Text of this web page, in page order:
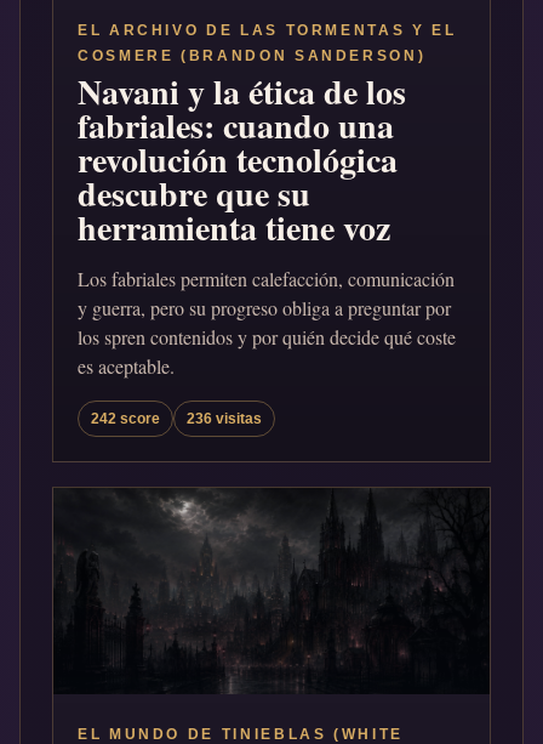
EL ARCHIVO DE LAS TORMENTAS Y EL
COSMERE (BRANDON SANDERSON)
Navani y la ética de los
fabriales: cuando una
revolución tecnológica
descubre que su
herramienta tiene voz
Los fabriales permiten calefacción, comunicación
y guerra, pero su progreso obliga a preguntar por
los spren contenidos y por quién decide qué coste
es aceptable.
242 score 236 visitas
EL MUNDO DE TINIEBLAS (WHITE